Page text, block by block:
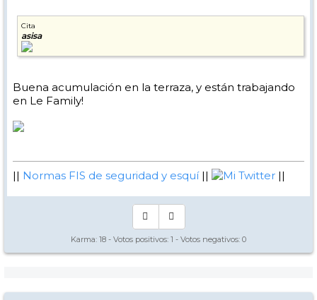
Cita
asisa
Buena acumulación en la terraza, y están trabajando
en Le Family!
|| Normas FIS de seguridad y esquí|| Mi Twitter ||
Karma: 18 - Votos positivos: 1 - Votos negativos: 0